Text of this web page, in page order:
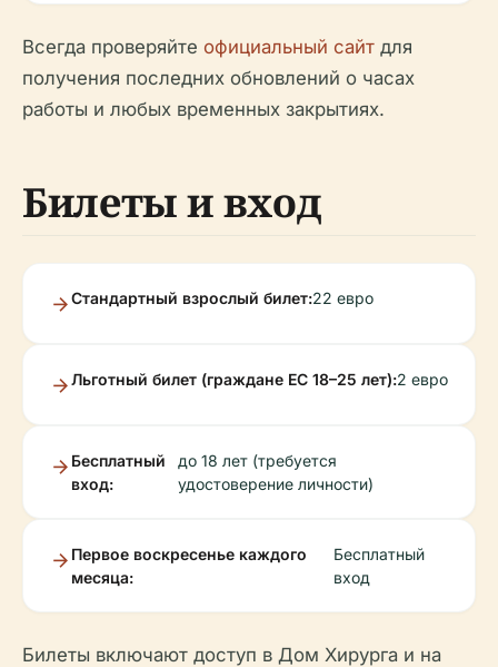
Всегда проверяйте официальный сайт для
получения последних обновлений о часах
работы и любых временных закрытиях.
Билеты и вход
Стандартный взрослый билет:22 евро
Льготный билет (граждане ЕС 18–25 лет):2 евро
Бесплатный
вход:
до 18 лет (требуется
удостоверение личности)
Первое воскресенье каждого
месяца:
Бесплатный
вход
Билеты включают доступ в Дом Хирурга и на